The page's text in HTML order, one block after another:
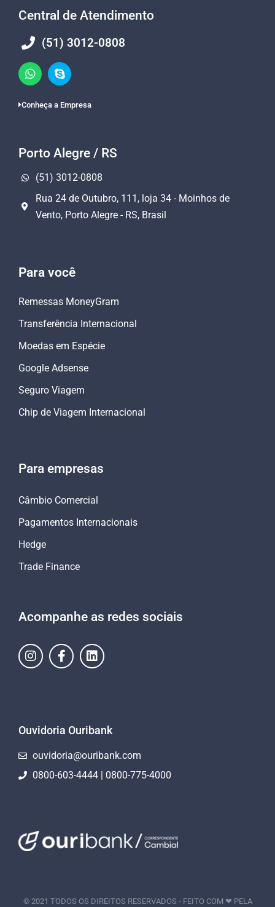
Central de Atendimento
(51) 3012-0808
Conheça a Empresa
Porto Alegre / RS
(51) 3012-0808
Rua 24 de Outubro, 111, loja 34 - Moinhos de
Vento, Porto Alegre - RS, Brasil
Para você
Remessas MoneyGram
Transferência Internacional
Moedas em Espécie
Google Adsense
Seguro Viagem
Chip de Viagem Internacional
Para empresas
Câmbio Comercial
Pagamentos Internacionais
Hedge
Trade Finance
Acompanhe as redes sociais
Ouvidoria Ouribank
ouvidoria@ouribank.com
0800-603-4444 | 0800-775-4000
© 2021 TODOS OS DIREITOS RESERVADOS - FEITO COM ❤ PELA